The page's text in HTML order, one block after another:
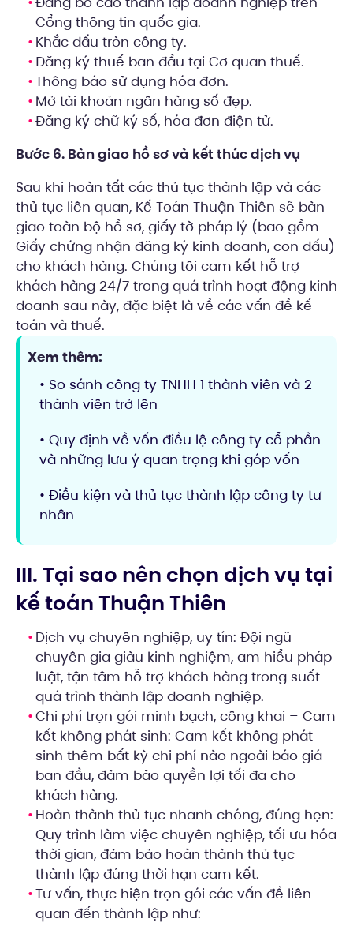
Cổng thông tin quốc gia.
Khắc dấu tròn công ty.
Đăng ký thuế ban đầu tại Cơ quan thuế.
Thông báo sử dụng hóa đơn.
Mở tài khoản ngân hàng số đẹp.
Đăng ký chữ ký số, hóa đơn điện tử.
Bước 6. Bàn giao hồ sơ và kết thúc dịch vụ
Sau khi hoàn tất các thủ tục thành lập và các
thủ tục liên quan, Kế Toán Thuận Thiên sẽ bàn
giao toàn bộ hồ sơ, giấy tờ pháp lý (bao gồm
Giấy chứng nhận đăng ký kinh doanh, con dấu)
cho khách hàng. Chúng tôi cam kết hỗ trợ
khách hàng 24/7 trong quá trình hoạt động kinh
doanh sau này, đặc biệt là về các vấn đề kế
toán và thuế.
Xem thêm:
• So sánh công ty TNHH 1 thành viên và 2
thành viên trở lên
• Quy định về vốn điều lệ công ty cổ phần
và những lưu ý quan trọng khi góp vốn
• Điều kiện và thủ tục thành lập công ty tư
nhân
III. Tại sao nên chọn dịch vụ tại
kế toán Thuận Thiên
Dịch vụ chuyên nghiệp, uy tín: Đội ngũ
chuyên gia giàu kinh nghiệm, am hiểu pháp
luật, tận tâm hỗ trợ khách hàng trong suốt
quá trình thành lập doanh nghiệp.
Chi phí trọn gói minh bạch, công khai – Cam
kết không phát sinh: Cam kết không phát
sinh thêm bất kỳ chi phí nào ngoài báo giá
ban đầu, đảm bảo quyền lợi tối đa cho
khách hàng.
Hoàn thành thủ tục nhanh chóng, đúng hẹn:
Quy trình làm việc chuyên nghiệp, tối ưu hóa
thời gian, đảm bảo hoàn thành thủ tục
thành lập đúng thời hạn cam kết.
Tư vấn, thực hiện trọn gói các vấn đề liên
quan đến thành lập như: